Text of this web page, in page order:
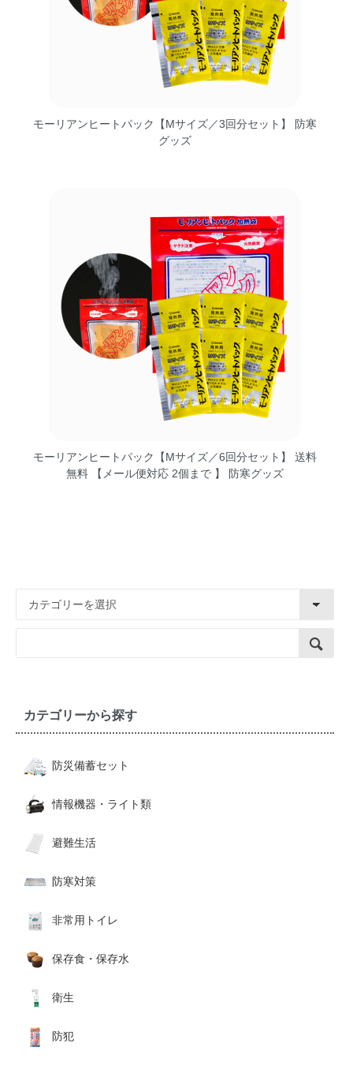
モーリアンヒートパック【Mサイズ／3回分セット】 防寒
グッズ
モーリアンヒートパック【Mサイズ／6回分セット】 送料
無料 【メール便対応 2個まで 】 防寒グッズ
カテゴリーから探す
防災備蓄セット
情報機器・ライト類
避難生活
防寒対策
非常用トイレ
保存食・保存水
衛生
防犯